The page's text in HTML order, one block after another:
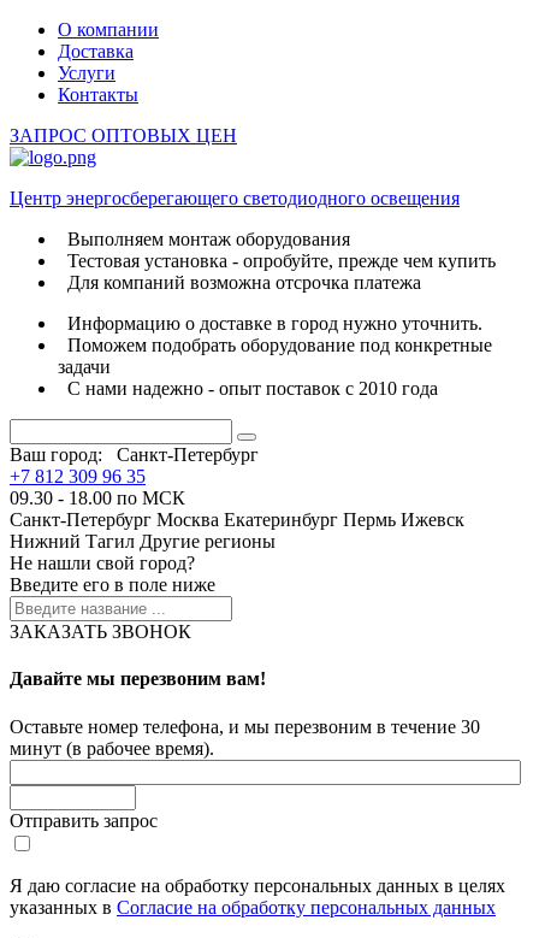
О компании
Доставка
Услуги
Контакты
ЗАПРОС ОПТОВЫХ ЦЕН
Центр энергосберегающего светодиодного освещения
Выполняем монтаж оборудования
Тестовая установка - опробуйте, прежде чем купить
Для компаний возможна отсрочка платежа
Информацию о доставке в город нужно уточнить.
Поможем подобрать оборудование под конкретные
задачи
С нами надежно - опыт поставок с 2010 года
Ваш город:
Санкт-Петербург
+7 812 309 96 35
09.30 - 18.00 по МСК
Санкт-Петербург Москва Екатеринбург Пермь Ижевск
Нижний Тагил Другие регионы
Не нашли свой город?
Введите его в поле ниже
ЗАКАЗАТЬ ЗВОНОК
Давайте мы перезвоним вам!
Оставьте номер телефона, и мы перезвоним в течение 30
минут (в рабочее время).
Отправить запрос
Я даю согласие на обработку персональных данных в целях
указанных в Согласие на обработку персональных данных